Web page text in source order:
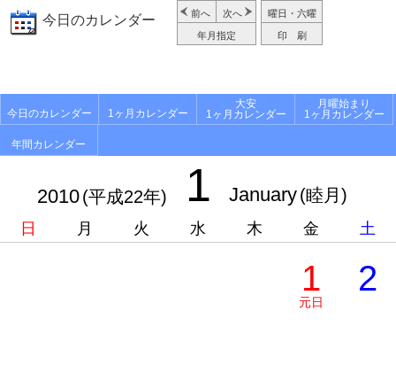
今日のカレンダー 前へ 次へ
年月指定
曜日・六曜
印 刷
今日のカレンダー 1ヶ月カレンダー
大安
1ヶ月カレンダー
月曜始まり
1ヶ月カレンダー
年間カレンダー
2010(平成22年) 1 January(睦月)
日 月 火 水 木 金 土
1
元日
2